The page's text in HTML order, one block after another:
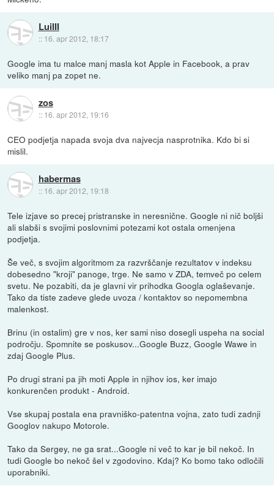
LuiIII
:: 16. apr 2012, 18:17
Google ima tu malce manj masla kot Apple in Facebook, a prav
veliko manj pa zopet ne.
zos
:: 16. apr 2012, 19:16
CEO podjetja napada svoja dva najvecja nasprotnika. Kdo bi si
mislil.
habermas
:: 16. apr 2012, 19:18
Tele izjave so precej pristranske in neresnične. Google ni nič boljši
ali slabši s svojimi poslovnimi potezami kot ostala omenjena
podjetja.
Še več, s svojim algoritmom za razvrščanje rezultatov v indeksu
dobesedno "kroji" panoge, trge. Ne samo v ZDA, temveč po celem
svetu. Ne pozabiti, da je glavni vir prihodka Googla oglaševanje.
Tako da tiste zadeve glede uvoza / kontaktov so nepomembna
malenkost.
Brinu (in ostalim) gre v nos, ker sami niso dosegli uspeha na social
področju. Spomnite se poskusov...Google Buzz, Google Wawe in
zdaj Google Plus.
Po drugi strani pa jih moti Apple in njihov ios, ker imajo
konkurenčen produkt - Android.
Vse skupaj postala ena pravniško-patentna vojna, zato tudi zadnji
Googlov nakupo Motorole.
Tako da Sergey, ne ga srat...Google ni več to kar je bil nekoč. In
tudi Google bo nekoč šel v zgodovino. Kdaj? Ko bomo tako odločili
uporabniki.